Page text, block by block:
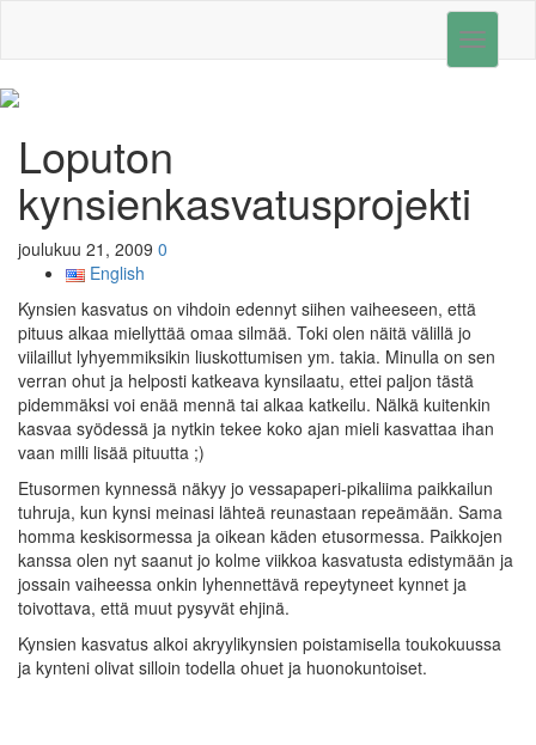
Toggle
Loputon
kynsienkasvatusprojekti
joulukuu 21, 2009 0
English
Kynsien kasvatus on vihdoin edennyt siihen vaiheeseen, että
pituus alkaa miellyttää omaa silmää. Toki olen näitä välillä jo
viilaillut lyhyemmiksikin liuskottumisen ym. takia. Minulla on sen
verran ohut ja helposti katkeava kynsilaatu, ettei paljon tästä
pidemmäksi voi enää mennä tai alkaa katkeilu. Nälkä kuitenkin
kasvaa syödessä ja nytkin tekee koko ajan mieli kasvattaa ihan
vaan milli lisää pituutta ;)
Etusormen kynnessä näkyy jo vessapaperi-pikaliima paikkailun
tuhruja, kun kynsi meinasi lähteä reunastaan repeämään. Sama
homma keskisormessa ja oikean käden etusormessa. Paikkojen
kanssa olen nyt saanut jo kolme viikkoa kasvatusta edistymään ja
jossain vaiheessa onkin lyhennettävä repeytyneet kynnet ja
toivottava, että muut pysyvät ehjinä.
Kynsien kasvatus alkoi akryylikynsien poistamisella toukokuussa
ja kynteni olivat silloin todella ohuet ja huonokuntoiset.